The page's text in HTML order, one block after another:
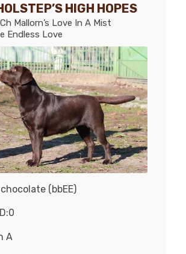
HIGH HOPES
Mallorn’s Love In A Mist
Endless Love
(bbEE)
A